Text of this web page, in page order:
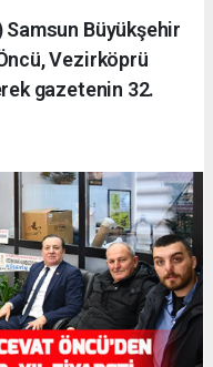
Büyükşehir
Vezirköprü
gazetenin 32.